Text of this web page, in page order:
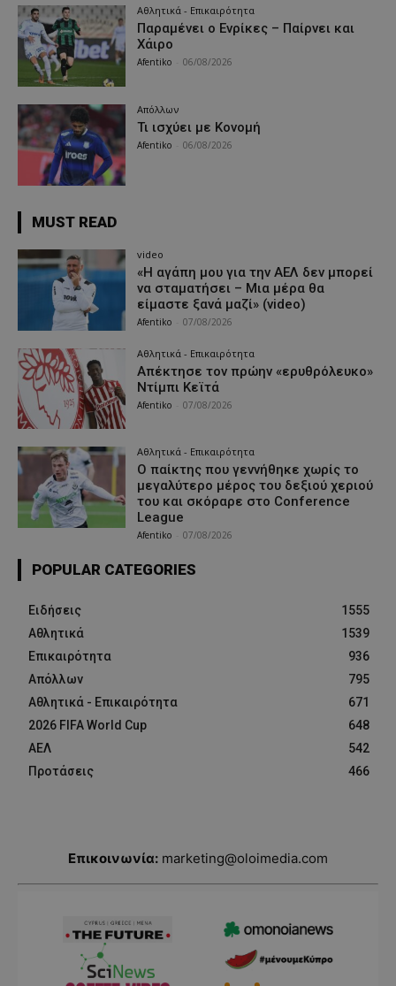
Αθλητικά - Επικαιρότητα
Παραμένει ο Ενρίκες – Παίρνει και
Χάιρο
Afentiko 06/08/2026
Απόλλων
Τι ισχύει με Κονομή
Afentiko 06/08/2026
MUST READ
video
«Η αγάπη μου για την ΑΕΛ δεν μπορεί
να σταματήσει – Μια μέρα θα
είμαστε ξανά μαζί» (video)
Afentiko 07/08/2026
Αθλητικά - Επικαιρότητα
Απέκτησε τον πρώην «ερυθρόλευκο»
Ντίμπι Κεϊτά
Afentiko 07/08/2026
Αθλητικά - Επικαιρότητα
Ο παίκτης που γεννήθηκε χωρίς το
μεγαλύτερο μέρος του δεξιού χεριού
του και σκόραρε στο Conference
League
Afentiko 07/08/2026
POPULAR CATEGORIES
Ειδήσεις
1555
Αθλητικά
1539
Επικαιρότητα
936
Απόλλων
795
Αθλητικά - Επικαιρότητα
671
2026 FIFA World Cup
648
ΑΕΛ
542
Προτάσεις
466
Επικοινωνία: marketing@oloimedia.com